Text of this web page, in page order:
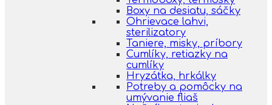
Boxy na desiatu, sáčky
Ohrievace lahvi,
sterilizatory
Taniere, misky, príbory
Cumlíky, retiazky na
cumlíky
Hryzátka, hrkálky
Potreby a pomôcky na
umývanie fliaš